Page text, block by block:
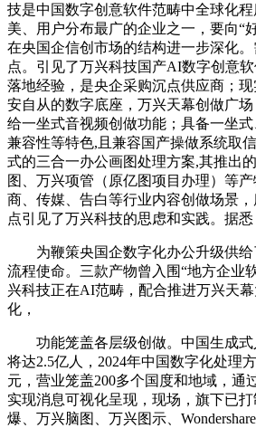
技是中国数字创意软件范畴中全球化
美、用户分布最广的企业之一，要向“
在央国企信创市场的结构进一步深化
点。引见了万兴科技国产AI数字创意
落地经验，是央企采购沉点供应商；
安自从的数字底座，万兴天幕创做广
给一坐式音视频创做功能；具备一坐
兼容性等特色,且兼容国产操做系统取
式的三合一办公画图处理方案,其推出
图、万兴项管（原亿图项目办理）等
商、传媒、告白等行业内容创做场景
点引见了万兴科技的思虑和实践。据悉
为鞭策央国企数字化办公升级供给
流程使命。三款产物曾入围“地方企业
兴科技正在AI范畴，配合推进万兴天
化，
功能笼盖各层级创做。中国生成式
将达2.5亿人，2024年中国数字化处理
元，营业笼盖200多个国度和地域，通
实现消息可视化呈现，现场，旗下已
爆、万兴脑图、万兴图示、